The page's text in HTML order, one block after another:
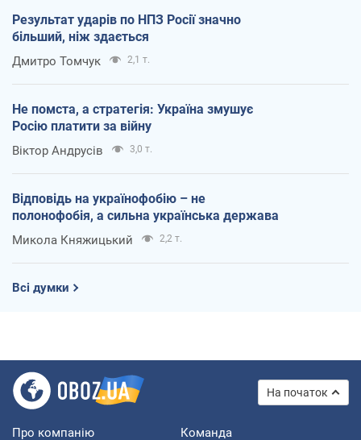
Результат ударів по НПЗ Росії значно
більший, ніж здається
Дмитро Томчук 2,1 т.
Не помста, а стратегія: Україна змушує
Росію платити за війну
Віктор Андрусів 3,0 т.
Відповідь на українофобію – не
полонофобія, а сильна українська держава
Микола Княжицький 2,2 т.
Всі думки
На початок
Про компанію Команда